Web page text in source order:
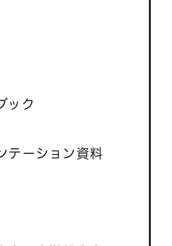
ック
テーション資料